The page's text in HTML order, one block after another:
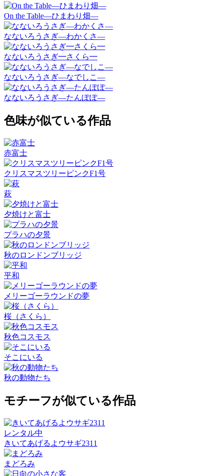
On the Table―ひまわり畑―
なないろうさぎ―わかくさ―
なないろうさぎ━さくら━
なないろうさぎ―なでしこ―
なないろうさぎ―たんぽぽ―
色味が似ている作品
赤富士
クリスマスツリーピンクF1号
萩
夕焼けと富士
プラハの夕景
秋のロンドンブリッジ
平和
メリーゴーラウンドの夢
桜（さくら）
秋色コスモス
そこにいる
秋の動物たち
モチーフが似ている作品
レンタル中
きいてあげるよウサギ2311
まどろみ